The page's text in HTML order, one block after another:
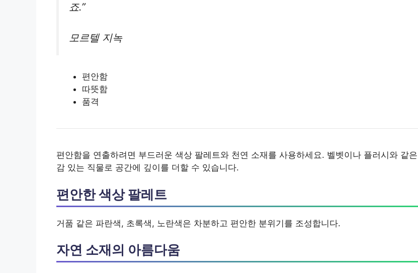
죠.”
모르텔 지녹
편안함
따뜻함
품격
편안함을 연출하려면 부드러운 색상 팔레트와 천연 소재를 사용하세요. 벨벳이나 플러시와 같
감 있는 직물로 공간에 깊이를 더할 수 있습니다.
편안한 색상 팔레트
거품 같은 파란색, 초록색, 노란색은 차분하고 편안한 분위기를 조성합니다.
자연 소재의 아름다움